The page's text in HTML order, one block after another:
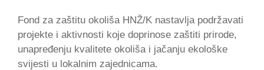
Fond za zaštitu okoliša HNŽ/K nastavlja podržavati
projekte i aktivnosti koje doprinose zaštiti prirode,
unapređenju kvalitete okoliša i jačanju ekološke
svijesti u lokalnim zajednicama.